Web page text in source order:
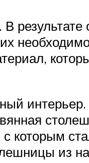
результате
которым
из